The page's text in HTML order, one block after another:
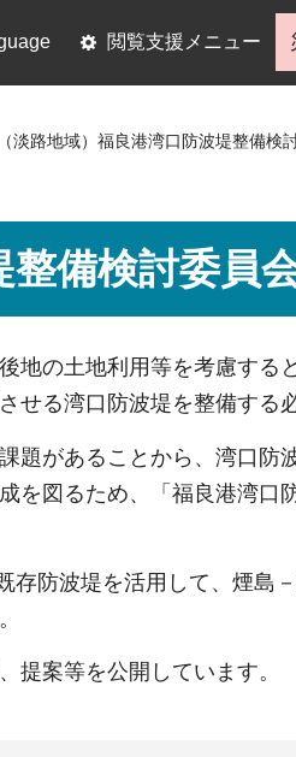
閲覧支援メニュー
淡路地域）福良港湾口防波堤整備検
整備検討委員
の土地利用等を考慮する
る湾口防波堤を整備する
があることから、湾口防
を図るため、「福良港湾口
防波堤を活用して、煙島
案等を公開しています。